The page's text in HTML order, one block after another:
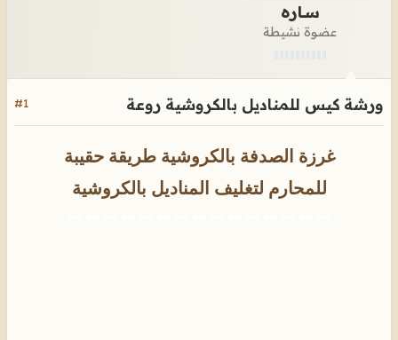
ســاره
عضوة نشيطة
#1 ورشة كيس للمناديل بالكروشية روعة
غرزة الصدفة بالكروشية .طريقة حقيبة
للمحارم لتغليف المناديل بالكروشية